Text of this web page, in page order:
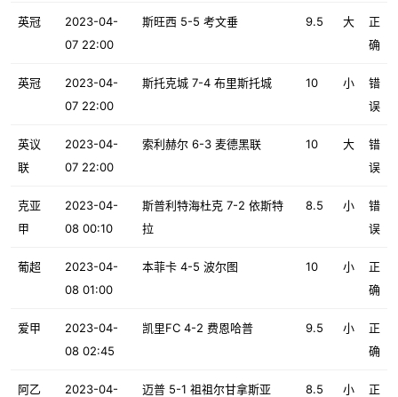
英冠
2023-04-
07 22:00
斯旺西 5-5 考文垂 9.5 大
正
确
英冠
2023-04-
07 22:00
斯托克城 7-4 布里斯托城 10 小
错
误
英议
联
2023-04-
07 22:00
索利赫尔 6-3 麦德黑联 10 大
错
误
克亚
甲
2023-04-
08 00:10
斯普利特海杜克 7-2 依斯特
拉
8.5 小
错
误
葡超
2023-04-
08 01:00
本菲卡 4-5 波尔图 10 小
正
确
爱甲
2023-04-
08 02:45
凯里FC 4-2 费恩哈普 9.5 小
正
确
阿乙
2023-04-
迈普 5-1 祖祖尔甘拿斯亚 8.5 小
正